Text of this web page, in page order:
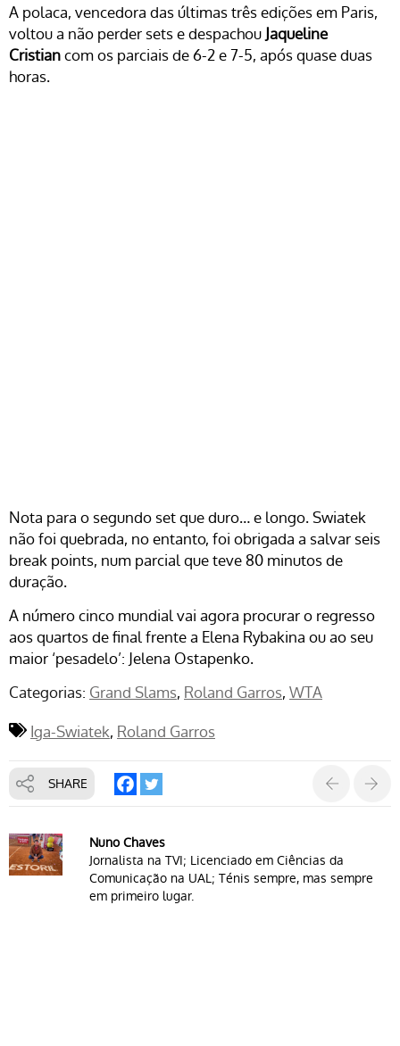
A polaca, vencedora das últimas três edições em Paris,
voltou a não perder sets e despachouJaqueline
Cristiancom os parciais de 6-2 e 7-5, após quase duas
horas.
Nota para o segundo set que duro… e longo. Swiatek
não foi quebrada, no entanto, foi obrigada a salvar seis
break points, num parcial que teve 80 minutos de
duração.
A número cinco mundial vai agora procurar o regresso
aos quartos de final frente a Elena Rybakina ou ao seu
maior ‘pesadelo’: Jelena Ostapenko.
Categorias: Grand Slams Roland Garros WTA
Iga-Swiatek Roland Garros
SHARE
Nuno Chaves
Jornalista na TVI; Licenciado em Ciências da
Comunicação na UAL; Ténis sempre, mas sempre
em primeiro lugar.